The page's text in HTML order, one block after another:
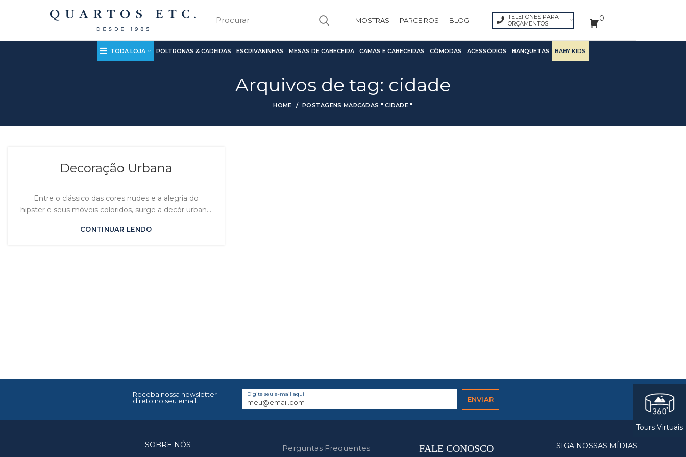
MOSTRAS PARCEIROS BLOG
TELEFONES PARA
ORÇAMENTOS
0
TODA LOJA POLTRONAS & CADEIRAS ESCRIVANINHAS MESAS DE CABECEIRA CAMAS E CABECEIRAS CÔMODAS ACESSÓRIOS BANQUETAS BABY KIDS
Arquivos de tag: cidade
HOME POSTAGENS MARCADAS " CIDADE "
Decoração Urbana
Entre o clássico das cores nudes e a alegria do
hipster e seus móveis coloridos, surge a decór urban...
CONTINUAR LENDO
Receba nossa newsletter
direto no seu email.
Digite seu e-mail aqui
SOBRE NÓS Perguntas Frequentes FALE CONOSCO SIGA NOSSAS MÍDIAS
Tours Virtuais